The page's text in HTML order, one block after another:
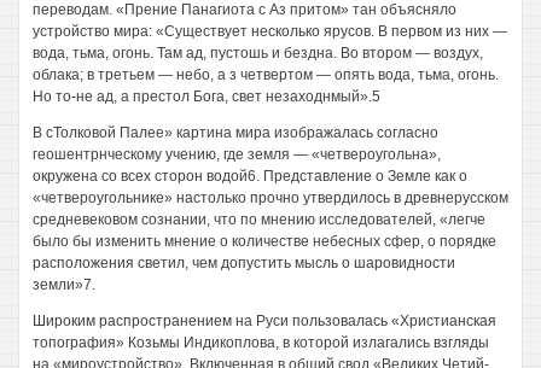
переводам. «Прение Панагиота с Аз притом» тан объясняло
устройство мира: «Существует несколько ярусов. В первом из них —
вода, тьма, огонь. Там ад, пустошь и бездна. Во втором — воздух,
облака; в третьем — небо, а з четвертом — опять вода, тьма, огонь.
Но то-не ад, а престол Бога, свет незаходнмый».5
В сТолковой Палее» картина мира изображалась согласно
геошентрнческому учению, где земля — «четвероугольна»,
окружена со всех сторон водой6. Представление о Земле как о
«четвероугольнике» настолько прочно утвердилось в древнерусском
средневековом сознании, что по мнению исследователей, «легче
было бы изменить мнение о количестве небесных сфер, о порядке
расположения светил, чем допустить мысль о шаровидности
земли»7.
Широким распространением на Руси пользовалась «Христианская
топография» Козьмы Индикоплова, в которой излагались взгляды
на «мироустройство». Включенная в общий свод «Великих Четий-